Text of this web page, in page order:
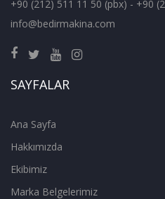
+90 (212) 511 11 50 (pbx) - +90
info@bedirmakina.com
SAYFALAR
Ana Sayfa
Hakkımızda
Ekibimiz
Marka Belgelerimiz